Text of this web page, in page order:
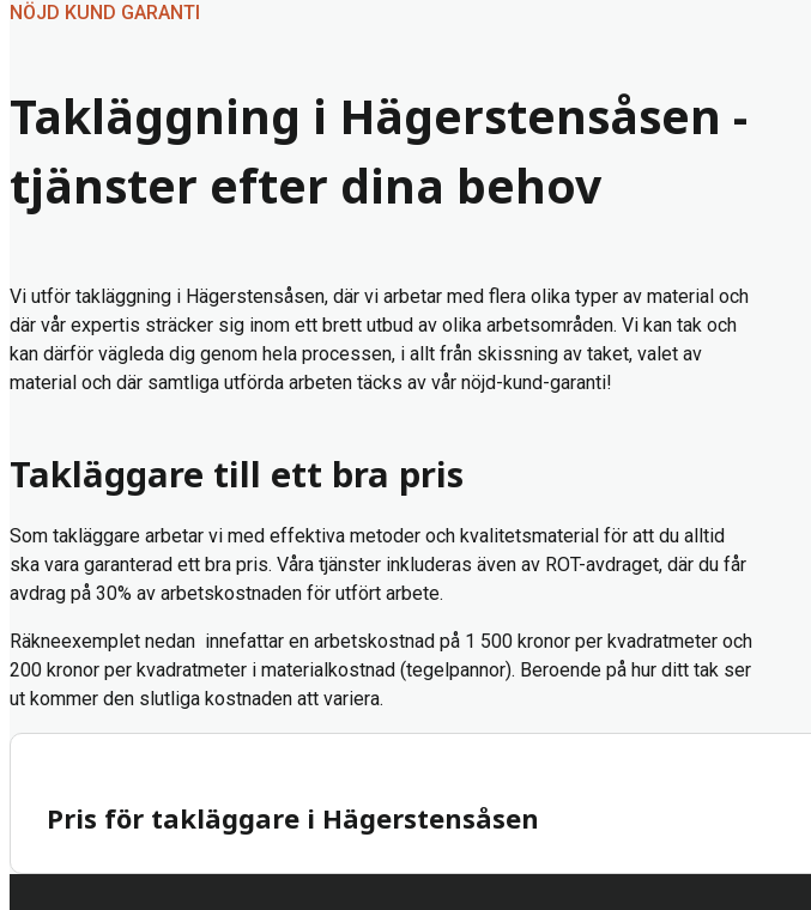
Takläggning i Hägerstensåsen -
tjänster efter dina behov
Vi utför takläggning i Hägerstensåsen, där vi arbetar med flera olika typer av material och
där vår expertis sträcker sig inom ett brett utbud av olika arbetsområden. Vi kan tak och
kan därför vägleda dig genom hela processen, i allt från skissning av taket, valet av
material och där samtliga utförda arbeten täcks av vår nöjd-kund-garanti!
NÖJD KUND GARANTI
Takläggare till ett bra pris
Som takläggare arbetar vi med effektiva metoder och kvalitetsmaterial för att du alltid
ska vara garanterad ett bra pris. Våra tjänster inkluderas även av ROT-avdraget, där du får
avdrag på 30% av arbetskostnaden för utfört arbete.
Räkneexemplet nedan innefattar en arbetskostnad på 1 500 kronor per kvadratmeter och
200 kronor per kvadratmeter i materialkostnad (tegelpannor). Beroende på hur ditt tak ser
ut kommer den slutliga kostnaden att variera.
Pris för takläggare i Hägerstensåsen